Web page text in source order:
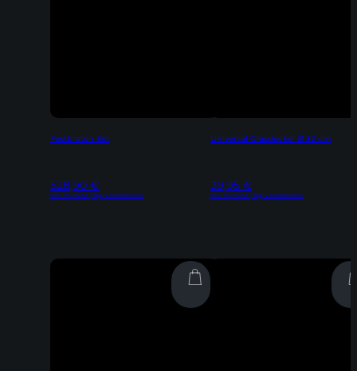
Festbraten Set
528,90 €
Inkl. 19% MwSt | zzgl. Versandkosten
Universal Glasdeckel Ø 32 cm
39,95 €
Inkl. 19% MwSt | zzgl. Versandkosten